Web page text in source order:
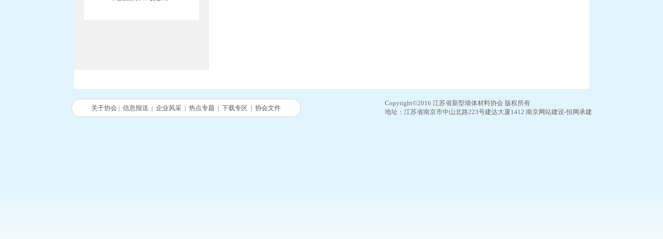
关于协会 | 信息报送 | 企业风采 | 热点专题 | 下载专区 | 协会文件
Copyright©2016 江苏省新型墙体材料协会 版权所有
地址：江苏省南京市中山北路223号建达大厦1412 南京网站建设-恒网承建